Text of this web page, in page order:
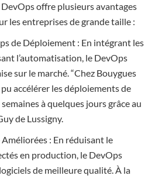
offre plusieurs avantages
les entreprises de grande taille :
de Déploiement : En intégrant les
l’automatisation, le DevOps
sur le marché. “Chez Bouygues
accélérer les déploiements de
à quelques jours grâce au
de Lussigny.
: En réduisant le
en production, le DevOps
de meilleure qualité. À la